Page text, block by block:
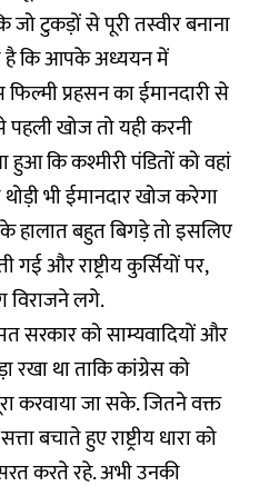
टुकड़ों से पूरी तस्वीर बनाना
है कि आपके अध्ययन में
प्रहसन का ईमानदारी से
पहली खोज तो यही करनी
हुआ कि कश्मीरी पंडितों को वहां
भी ईमानदार खोज करेगा
हालात बहुत बिगड़े तो इसलिए
और राष्ट्रीय कुर्सियों पर,
विराजने लगे.
सरकार को साम्यवादियों और
रखा था ताकि कांग्रेस को
करवाया जा सके. जितने वक्त
बचाते हुए राष्ट्रीय धारा को
करते रहे. अभी उनकी